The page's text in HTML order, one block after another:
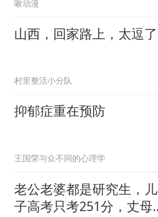
啾动漫
山西，回家路上，太逗了
村里整活小分队
抑郁症重在预防
王国荣与众不同的心理学
老公老婆都是研究生，儿
子高考只考251分，丈母